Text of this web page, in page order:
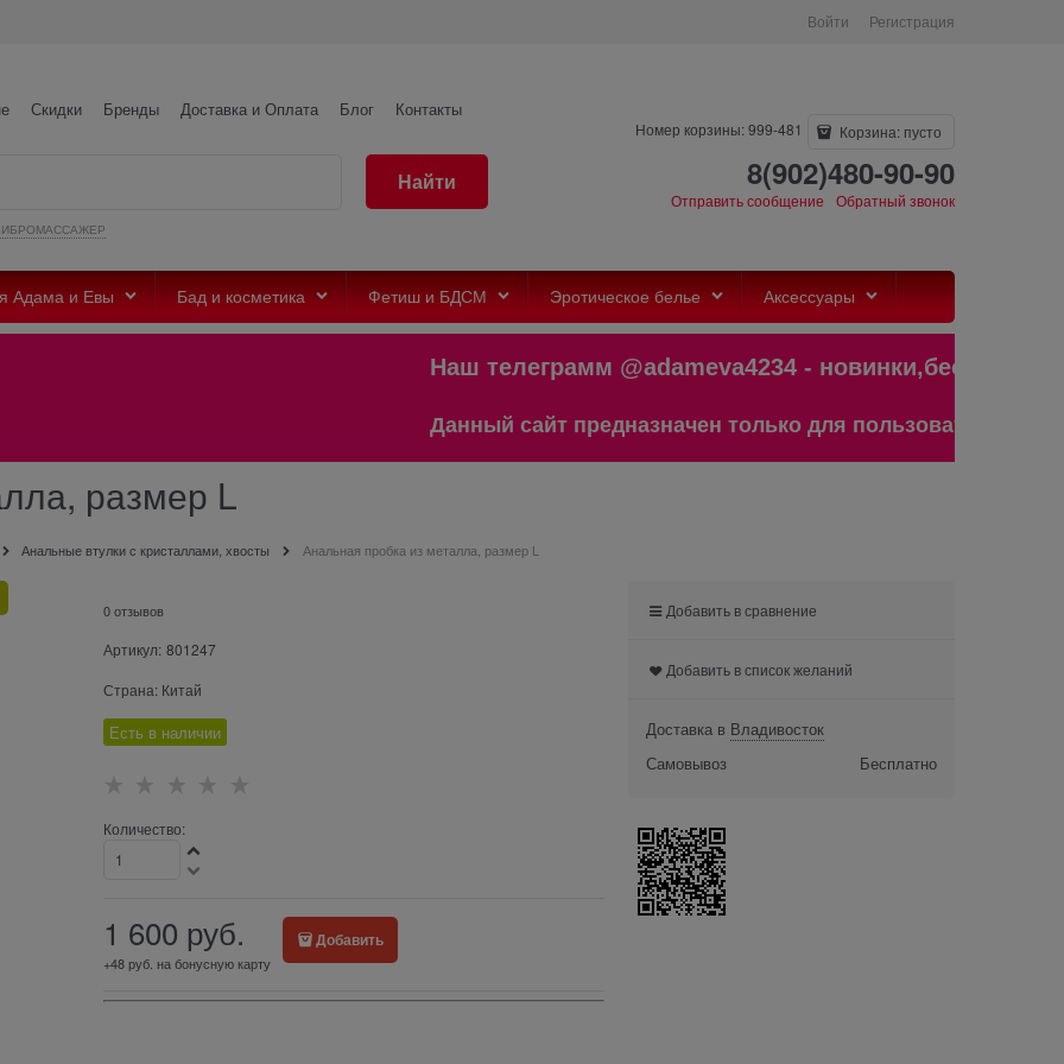
Войти Регистрация
Скидки Бренды Доставка и Оплата Блог
Контакты
Найти
Номер корзины: 999-481 Корзина: пусто
8(902)480-90-90
Отправить сообщение Обратный звонок
Адама и Евы Бад и косметика Фетиш и БДСМ Эротическое белье Аксессуары
Наш телеграмм @adameva4234 -
Данный сайт предназначен только для пользователей старше 18
размер L
Анальные втулки с кристаллами, хвосты Анальная пробка из металла, размер L
0 отзывов
Артикул: 801247
Страна: Китай
Есть в наличии
Количество:
1 600 руб.
+48 руб. на бонусную карту
Добавить
Добавить в сравнение
Добавить в список желаний
Доставка в Владивосток
Самовывоз
Бесплатно